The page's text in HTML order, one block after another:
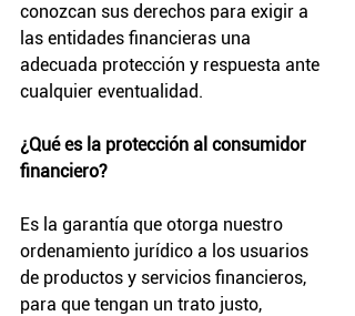
conozcan sus derechos para exigir a
las entidades financieras una
adecuada protección y respuesta ante
cualquier eventualidad.
¿Qué es la protección al consumidor
financiero?
Es la garantía que otorga nuestro
ordenamiento jurídico a los usuarios
de productos y servicios financieros,
para que tengan un trato justo,